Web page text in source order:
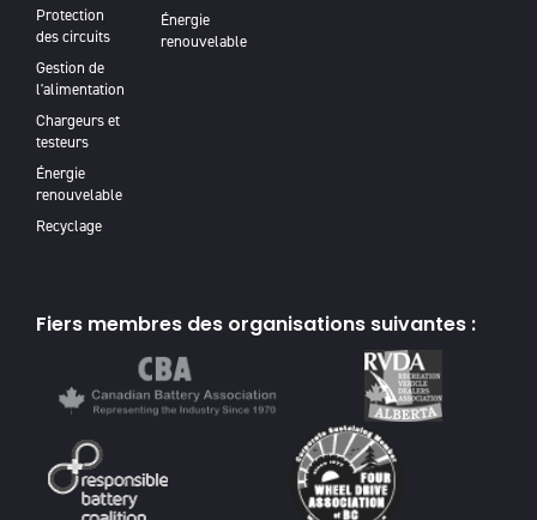
Protection
des circuits
Gestion de
l'alimentation
Chargeurs et
testeurs
Énergie
renouvelable
Recyclage
Énergie
renouvelable
Fiers membres des organisations suivantes :